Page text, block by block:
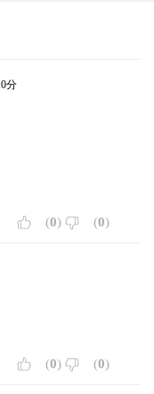
分
(0) (0)
(0) (0)